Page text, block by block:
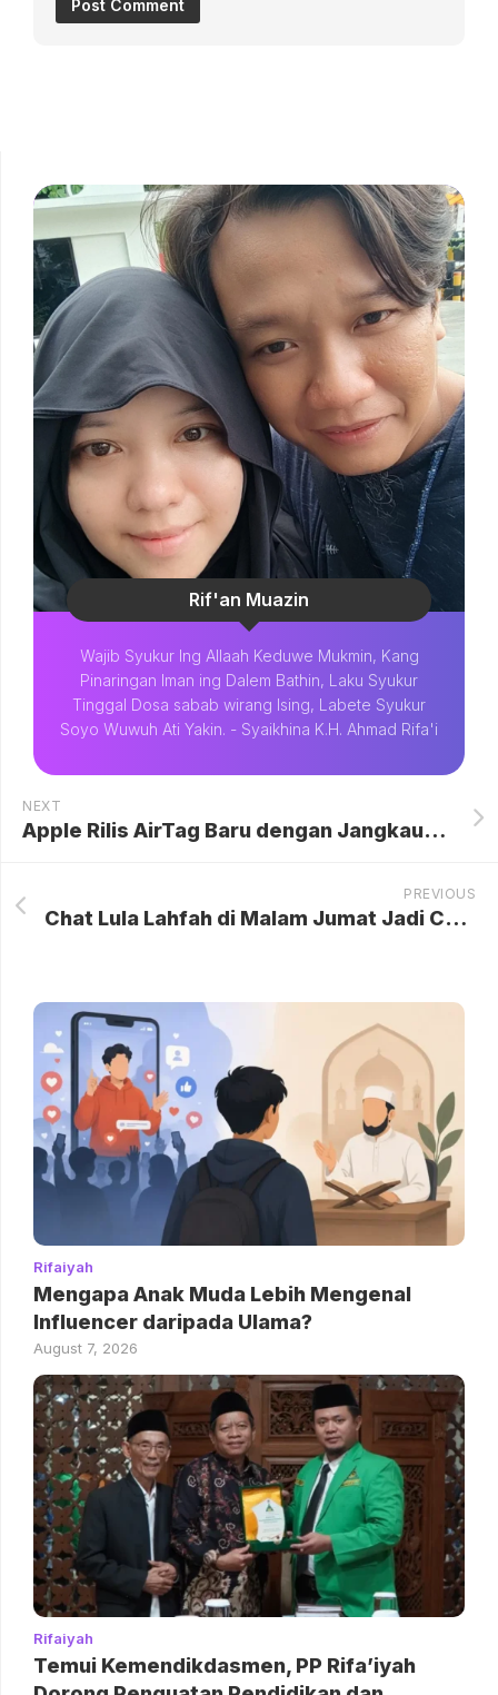
Rif'an Muazin
Wajib Syukur Ing Allaah Keduwe Mukmin, Kang
Pinaringan Iman ing Dalem Bathin, Laku Syukur
Tinggal Dosa sabab wirang Ising, Labete Syukur
Soyo Wuwuh Ati Yakin. - Syaikhina K.H. Ahmad Rifa'i
NEXT
Apple Rilis AirTag Baru dengan Jangkauan Lebih Jauh, Segera Hadir di RI
PREVIOUS
Chat Lula Lahfah di Malam Jumat Jadi Curhat Terakhir dengan Keanu, Ungkap Ketakutan Mendalam pada Penyakitnya
Rifaiyah
Mengapa Anak Muda Lebih Mengenal
Influencer daripada Ulama?
August 7, 2026
Rifaiyah
Temui Kemendikdasmen, PP Rifa’iyah